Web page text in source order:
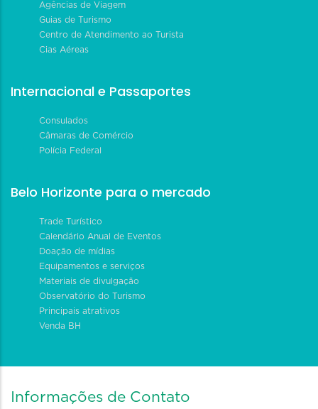
Agências de Viagem
Guias de Turismo
Centro de Atendimento ao Turista
Cias Aéreas
Internacional e Passaportes
Consulados
Câmaras de Comércio
Polícia Federal
Belo Horizonte para o mercado
Trade Turístico
Calendário Anual de Eventos
Doação de mídias
Equipamentos e serviços
Materiais de divulgação
Observatório do Turismo
Principais atrativos
Venda BH
Informações de Contato